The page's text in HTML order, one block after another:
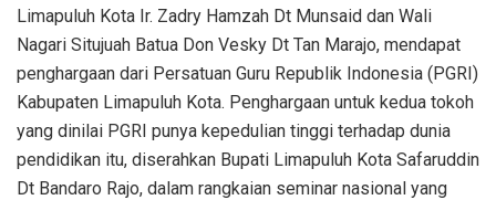
Limapuluh Kota Ir. Zadry Hamzah Dt Munsaid dan Wali
Nagari Situjuah Batua Don Vesky Dt Tan Marajo, mendapat
penghargaan dari Persatuan Guru Republik Indonesia (PGRI)
Kabupaten Limapuluh Kota. Penghargaan untuk kedua tokoh
yang dinilai PGRI punya kepedulian tinggi terhadap dunia
pendidikan itu, diserahkan Bupati Limapuluh Kota Safaruddin
Dt Bandaro Rajo, dalam rangkaian seminar nasional yang